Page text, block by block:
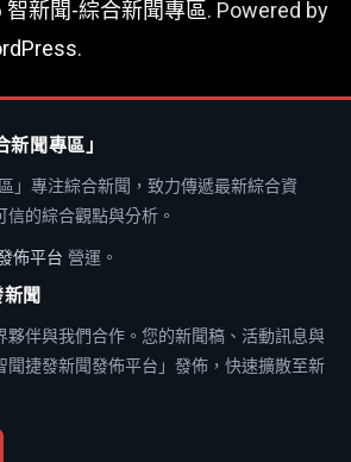
智新聞-綜合新聞專區. Powered by
.
聞專區」
」專注綜合新聞，致力傳遞最新綜合資
的綜合觀點與分析。
佈平台 營運。
聞
夥伴與我們合作。您的新聞稿、活動訊息與
聞捷發新聞發佈平台」發佈，快速擴散至新